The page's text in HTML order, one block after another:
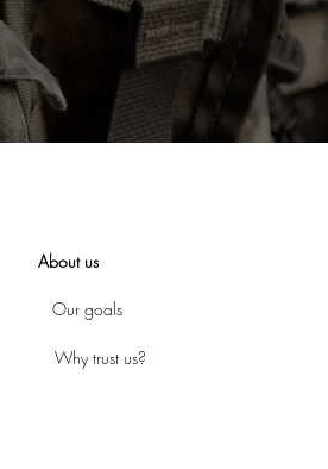
About us
Our goals
Why trust us?